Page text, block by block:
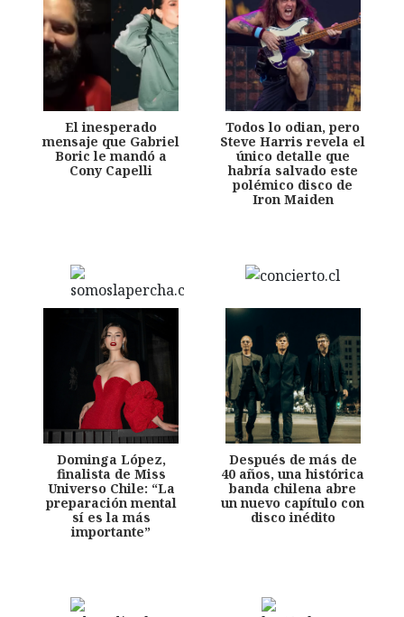
El inesperado
mensaje que Gabriel
Boric le mandó a
Cony Capelli
Todos lo odian, pero
Steve Harris revela el
único detalle que
habría salvado este
polémico disco de
Iron Maiden
Dominga López,
finalista de Miss
Universo Chile: “La
preparación mental
sí es la más
importante”
Después de más de
40 años, una histórica
banda chilena abre
un nuevo capítulo con
disco inédito